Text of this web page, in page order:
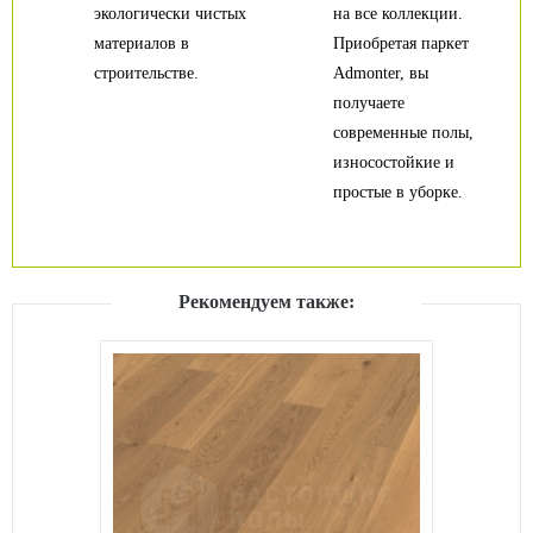
экологически чистых
материалов в
строительстве.
на все коллекции.
Приобретая паркет
Admonter, вы
получаете
современные полы,
износостойкие и
простые в уборке.
Рекомендуем также: